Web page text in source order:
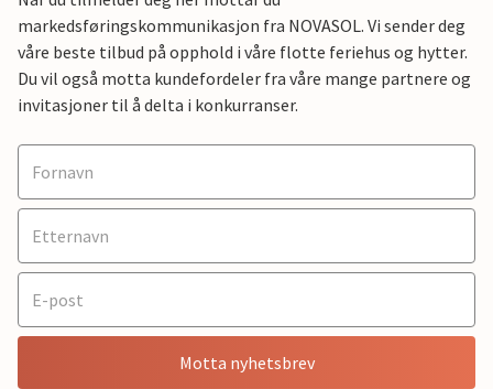
markedsføringskommunikasjon fra NOVASOL. Vi sender deg
våre beste tilbud på opphold i våre flotte feriehus og hytter.
Du vil også motta kundefordeler fra våre mange partnere og
invitasjoner til å delta i konkurranser.
Motta nyhetsbrev